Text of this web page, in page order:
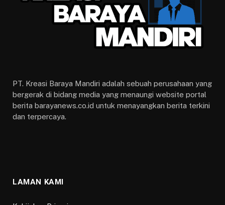
PT. Kreasi Baraya Mandiri adalah sebuah perusahaan yang
bergerak di bidang media yang menaungi website portal
berita barayanews.co.id untuk menayangkan berita terkini
dan terpercaya.
LAMAN KAMI